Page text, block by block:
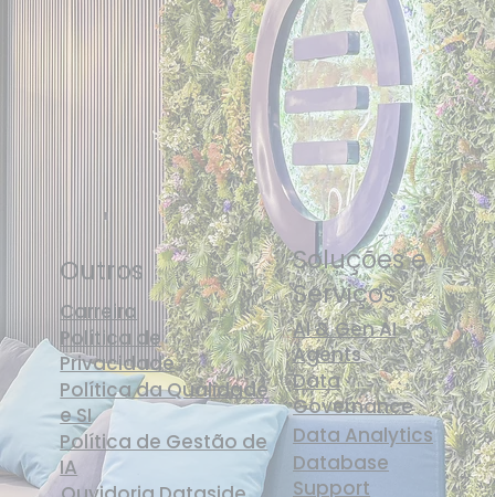
Soluções e
Serviços
AI & Gen AI
Agents
Data
Governance
Data Analytics
Database
Support
Outros
Carreira
Política de
Privacidade
Política da Qualidade
e SI
Política de Gestão de
IA